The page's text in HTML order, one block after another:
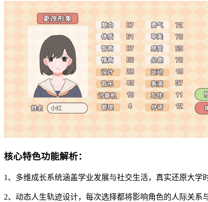
核心特色功能解析：
1、多维成长系统涵盖学业发展与社交生活，真实还原大学
2、动态人生轨迹设计，每次选择都将影响角色的人际关系